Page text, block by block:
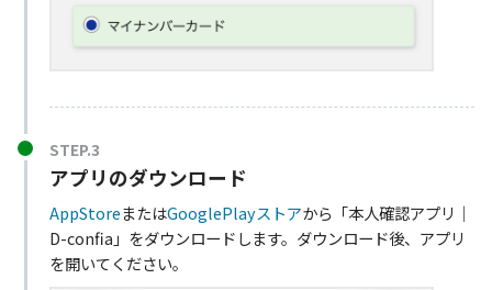
STEP.3
アプリのダウンロード
AppStoreまたはGooglePlayストアから「本人確認アプリ｜
D-confia」をダウンロードします。ダウンロード後、アプリ
を開いてください。